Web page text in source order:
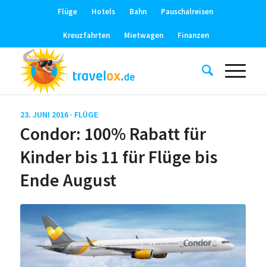
Flüge Hotels Bahn Pauschalreisen
Kreuzfahrten Mietwagen Finanzen
23. JUNI 2016 · FLÜGE
Condor: 100% Rabatt für
Kinder bis 11 für Flüge bis
Ende August